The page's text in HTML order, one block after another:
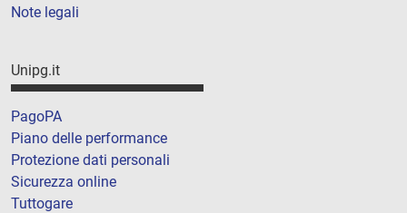
Note legali
Unipg.it
PagoPA
Piano delle performance
Protezione dati personali
Sicurezza online
Tuttogare